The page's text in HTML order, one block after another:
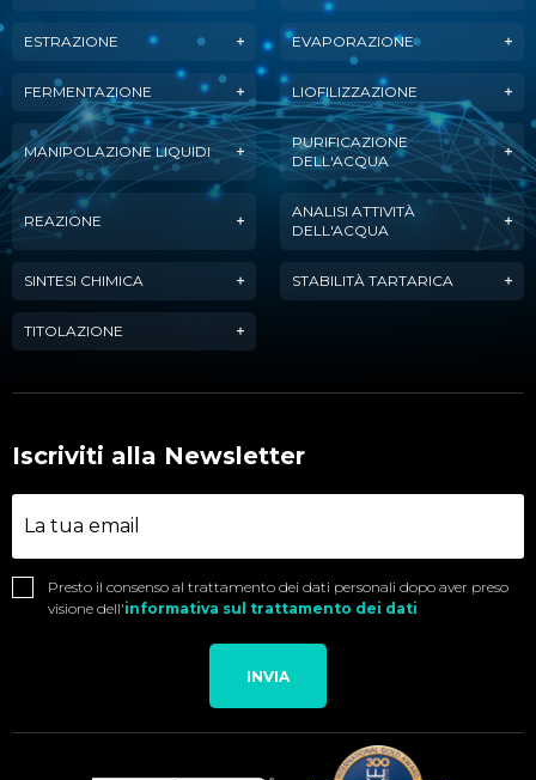
ESTRAZIONE EVAPORAZIONE
FERMENTAZIONE LIOFILIZZAZIONE
MANIPOLAZIONE LIQUIDI
PURIFICAZIONE
DELL'ACQUA
REAZIONE
ANALISI ATTIVITÀ
DELL'ACQUA
SINTESI CHIMICA STABILITÀ TARTARICA
TITOLAZIONE
Iscriviti alla Newsletter
Presto il consenso al trattamento dei dati personali dopo aver preso
visione dell'informativa sul trattamento dei dati
INVIA